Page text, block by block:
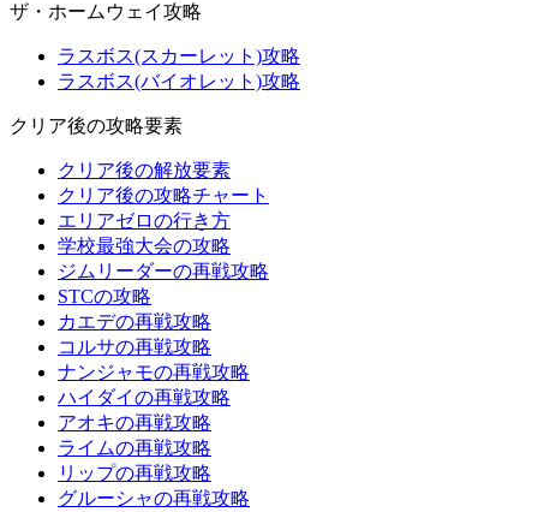
ザ・ホームウェイ攻略
ラスボス(スカーレット)攻略
ラスボス(バイオレット)攻略
クリア後の攻略要素
クリア後の解放要素
クリア後の攻略チャート
エリアゼロの行き方
学校最強大会の攻略
ジムリーダーの再戦攻略
STCの攻略
カエデの再戦攻略
コルサの再戦攻略
ナンジャモの再戦攻略
ハイダイの再戦攻略
アオキの再戦攻略
ライムの再戦攻略
リップの再戦攻略
グルーシャの再戦攻略